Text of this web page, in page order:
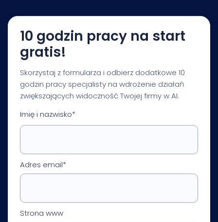
10 godzin pracy na start
gratis!
Skorzystaj z formularza i odbierz dodatkowe 10
godzin pracy specjalisty na wdrożenie działań
zwiększających widoczność Twojej firmy w AI.
Imię i nazwisko*
Adres email*
Strona www